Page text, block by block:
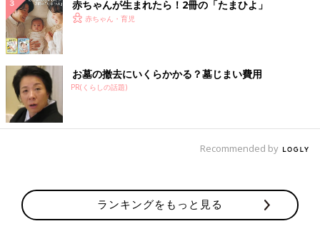
赤ちゃんが生まれたら！2冊の「たまひよ」
赤ちゃん・育児
お墓の撤去にいくらかかる？墓じまい費用
PR(くらしの話題)
Recommended by
ランキングをもっと見る